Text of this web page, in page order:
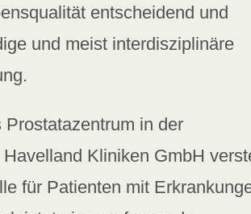
entscheidend und
und meist interdisziplinäre
in der
Kliniken GmbH
für Patienten mit